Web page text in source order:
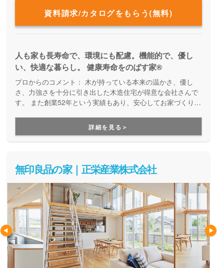
資料請求/カタログをもらう(無料)
人も家も長寿命で、環境にも配慮。機能的で、優し
い、快適な暮らし。 健康寿命をのばす家®
プロからのコメント： 木が持っている本来の温かさ、優し
さ、力強さを十分に引き出した木造住宅が得意な会社さんで
す。 また創業52年という実績もあり、安心してお家づくりを
でランニングコストが気になる方にオススメです。
詳細を見る＞
無印良品の家｜正栄産業株式会社